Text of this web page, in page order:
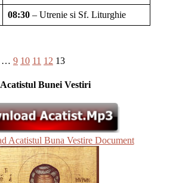
08:30 – Utrenie si Sf. Liturghie
… 9 10 11 12 13
Acatistul Bunei Vestiri